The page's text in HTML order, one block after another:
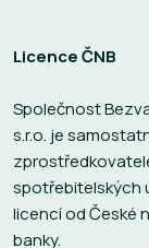
Licence ČNB
Společnost
s.r.o. je
spotřebitelských
licencí od České
banky.